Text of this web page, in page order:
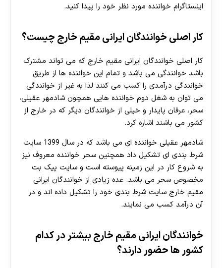
اینستاگرام خواننده مورد نظر خود را پیدا کنید.
کار اصلی خوانندگان ایرانی مقیم خارج چیست؟
کار اصلی خوانندگان ایرانی مقیم خارج که می تواند مشترک
باشد خوانندگی می باشد و تمام این خواننده ها از طریق
خوانندگی درآمدی را کسب می کنند لذا به غیر از خوانندگی
می توان به شغل دوم خواننده هایی همچون شادمهر عقیلی،
سحر، عرفان پایدار و خیلی از خوانندگان دیگر که در خارج از
کشور می باشند اشاره کرد.
شادمهر عقیلی خواننده ای می باشد که در سال 1399 سایت
شرط بندی ای تشکیل داد همچنین سحر خواننده معروف نیز
به شروع کار در این زمینه پیوسته است و سایت پیک بت
مخصوص سحر می باشد. عده زیادی از خوانندگان ایرانی
مقیم خارج سایت شرط بندی خود را تشکیل داده اند و در
آن درآمد کسب می نمایند.
خوانندگان ایرانی مقیم خارج بیشتر در کدام
کشور ها حضور دارند؟